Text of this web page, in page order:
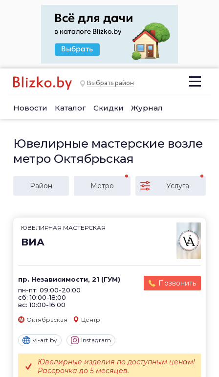
Выбрать район
Новости Каталог Скидки Журнал
Ювелирные мастерские возле
метро Октябрьская
Район Метро Услуга
ЮВЕЛИРНАЯ МАСТЕРСКАЯ
ВИА
пр. Независимости, 21 (ГУМ)
пн-пт: 09:00-20:00
сб: 10:00-18:00
вс: 10:00-16:00
Позвонить
Октябрьская Центр
vi-art.by Instagram
Ювелирные изделия по доступным ценам!
Рассрочка до 5 месяцев.